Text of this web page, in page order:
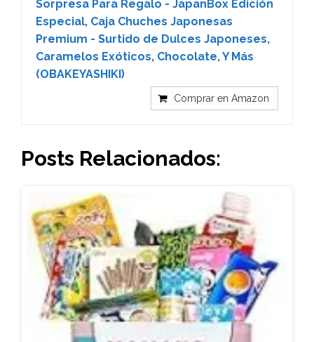
Sorpresa Para Regalo - JapanBox Edición
Especial, Caja Chuches Japonesas
Premium - Surtido de Dulces Japoneses,
Caramelos Exóticos, Chocolate, Y Más
(OBAKEYASHIKI)
Comprar en Amazon
Posts Relacionados: